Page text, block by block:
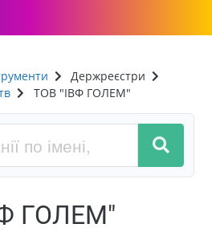
Держреєстри
ТОВ "ІВФ ГОЛЕМ"
ГОЛЕМ"